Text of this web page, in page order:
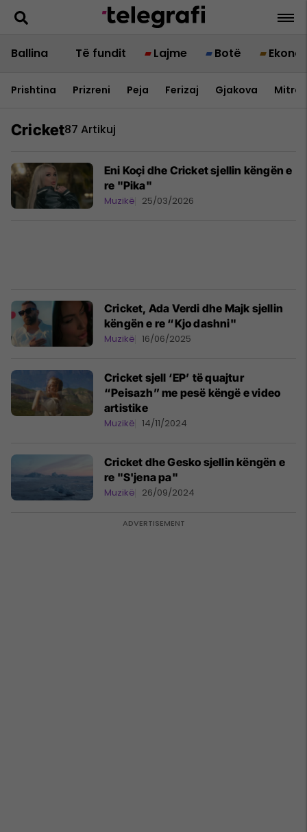
Ballina Të fundit Lajme Botë
Prishtina Prizreni Peja Ferizaj Gjakova
Cricket87 Artikuj
Eni Koçi dhe Cricket sjellin këngën e
re "Pika"
Muzikë 25/03/2026
Cricket, Ada Verdi dhe Majk sjellin
këngën e re “Kjo dashni"
Muzikë 16/06/2025
Cricket sjell ‘EP’ të quajtur
“Peisazh” me pesë këngë e video
artistike
Muzikë 14/11/2024
Cricket dhe Gesko sjellin këngën e
re "S'jena pa"
Muzikë 26/09/2024